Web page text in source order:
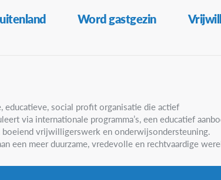
Word gastgezin
educatieve, social profit organisatie die actief
via internationale programma’s, een educatief
vrijwilligerswerk en onderwijsondersteuning.
een meer duurzame, vredevolle en rechtvaardige